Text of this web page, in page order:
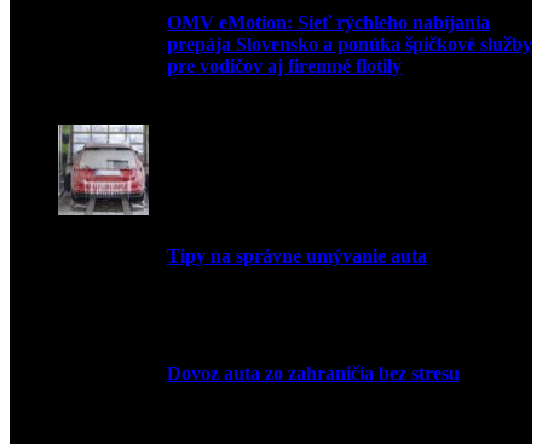
OMV eMotion: Sieť rýchleho nabíjania
prepája Slovensko a ponúka špičkové služby
pre vodičov aj firemné flotily
Tipy na správne umývanie auta
Dovoz auta zo zahraničia bez stresu